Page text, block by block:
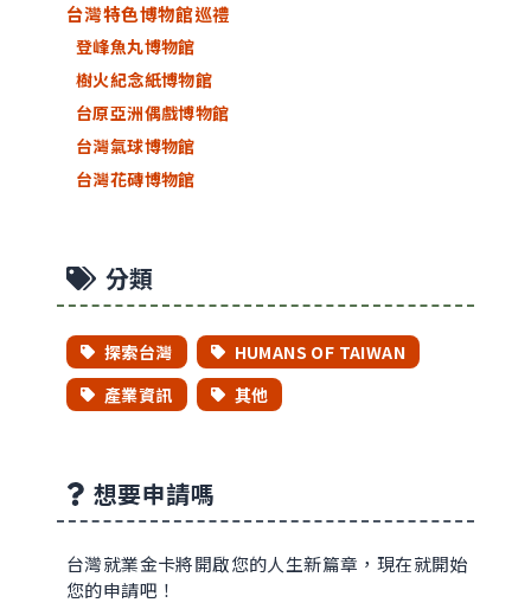
台灣特色博物館巡禮
登峰魚丸博物館
樹火紀念紙博物館
台原亞洲偶戲博物館
台灣氣球博物館
台灣花磚博物館
分類
探索台灣
HUMANS OF TAIWAN
產業資訊
其他
想要申請嗎
台灣就業金卡將開啟您的人生新篇章，現在就開始
您的申請吧！